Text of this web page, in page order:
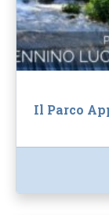
Il Parco